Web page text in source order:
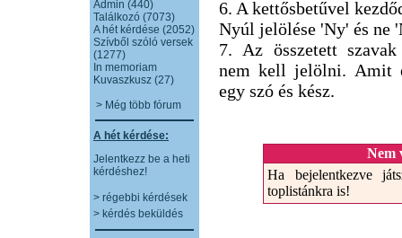
Admin (440)
Találkozó (7073)
A hét kérdése (2052)
Szívből szóló versek
(1277)
In memoriam
Kuvaszkusz (27)
> Még több fórum
A hét kérdése:
Jelentkezz be a heti
kérdéshez!
> régebbi kérdések
> kérdés beküldés
6. A kettősbetűvel
Nyúl jelölése 'Ny' és ne
7. Az összetett
nem kell jelölni. Amit
egy szó és kész.
Nem
Ha bejelentkezve
toplistánkra is!